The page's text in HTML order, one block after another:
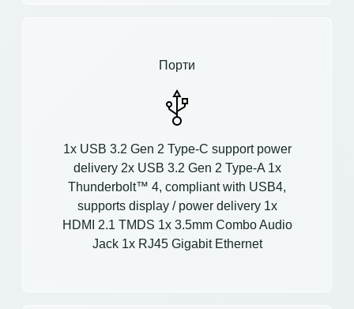
Порти
1x USB 3.2 Gen 2 Type-C support power
delivery 2x USB 3.2 Gen 2 Type-A 1x
Thunderbolt™ 4, compliant with USB4,
supports display / power delivery 1x
HDMI 2.1 TMDS 1x 3.5mm Combo Audio
Jack 1x RJ45 Gigabit Ethernet